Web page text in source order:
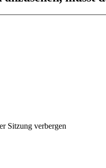
Sitzung verbergen